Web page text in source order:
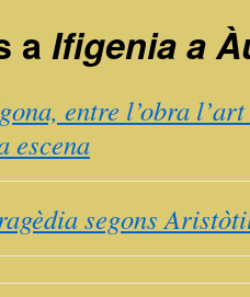
a Ifigenia a
entre l’obra
escena
segons